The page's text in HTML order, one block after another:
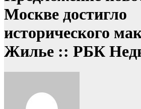
Москве достигло
исторического
Жилье :: РБК